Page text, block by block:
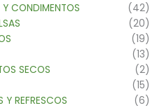
Y CONDIMENTOS
(42)
(20)
(19)
(13)
SECOS
(2)
(15)
REFRESCOS
(6)